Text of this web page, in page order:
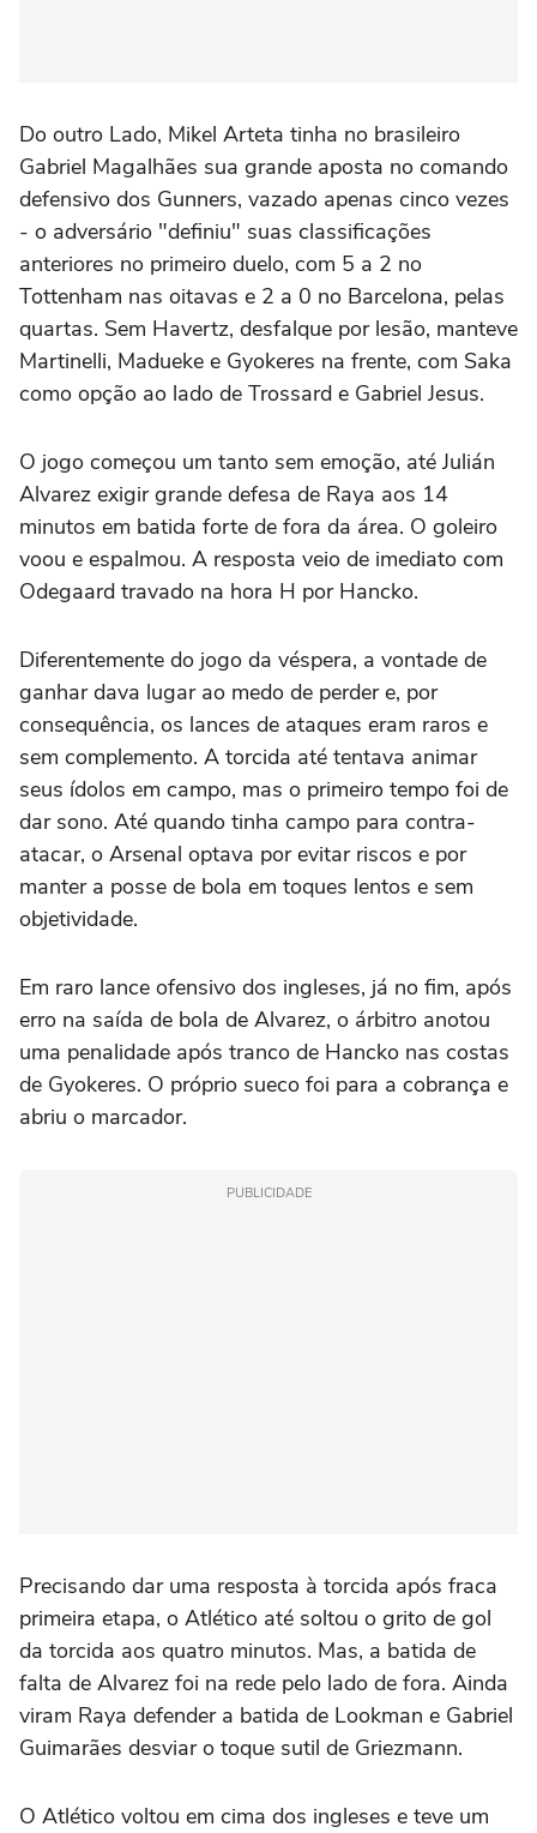
Do outro Lado, Mikel Arteta tinha no brasileiro
Gabriel Magalhães sua grande aposta no comando
defensivo dos Gunners, vazado apenas cinco vezes
- o adversário "definiu" suas classificações
anteriores no primeiro duelo, com 5 a 2 no
Tottenham nas oitavas e 2 a 0 no Barcelona, pelas
quartas. Sem Havertz, desfalque por lesão, manteve
Martinelli, Madueke e Gyokeres na frente, com Saka
como opção ao lado de Trossard e Gabriel Jesus.
O jogo começou um tanto sem emoção, até Julián
Alvarez exigir grande defesa de Raya aos 14
minutos em batida forte de fora da área. O goleiro
voou e espalmou. A resposta veio de imediato com
Odegaard travado na hora H por Hancko.
Diferentemente do jogo da véspera, a vontade de
ganhar dava lugar ao medo de perder e, por
consequência, os lances de ataques eram raros e
sem complemento. A torcida até tentava animar
seus ídolos em campo, mas o primeiro tempo foi de
dar sono. Até quando tinha campo para contra-
atacar, o Arsenal optava por evitar riscos e por
manter a posse de bola em toques lentos e sem
objetividade.
Em raro lance ofensivo dos ingleses, já no fim, após
erro na saída de bola de Alvarez, o árbitro anotou
uma penalidade após tranco de Hancko nas costas
de Gyokeres. O próprio sueco foi para a cobrança e
abriu o marcador.
PUBLICIDADE
Precisando dar uma resposta à torcida após fraca
primeira etapa, o Atlético até soltou o grito de gol
da torcida aos quatro minutos. Mas, a batida de
falta de Alvarez foi na rede pelo lado de fora. Ainda
viram Raya defender a batida de Lookman e Gabriel
Guimarães desviar o toque sutil de Griezmann.
O Atlético voltou em cima dos ingleses e teve um